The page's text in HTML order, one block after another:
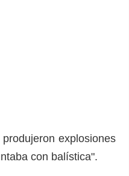
explosiones
con balística".